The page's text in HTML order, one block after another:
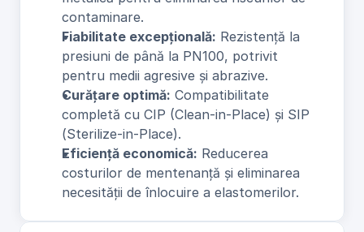
contaminare.
Fiabilitate excepțională: Rezistență la
presiuni de până la PN100, potrivit
pentru medii agresive și abrazive.
Curățare optimă: Compatibilitate
completă cu CIP (Clean-in-Place) și SIP
(Sterilize-in-Place).
Eficiență economică: Reducerea
costurilor de mentenanță și eliminarea
necesității de înlocuire a elastomerilor.